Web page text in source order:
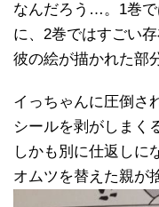
なんだろう…。1巻
に、2巻ではすごい存
彼の絵が描かれた部
イっちゃんに圧倒さ
シールを剥がしまく
しかも別に仕返し
オムツを替えた親が